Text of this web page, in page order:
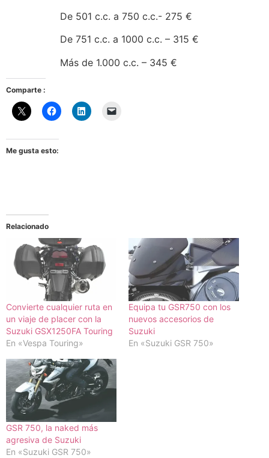
De 501 c.c. a 750 c.c.- 275 €
De 751 c.c. a 1000 c.c. – 315 €
Más de 1.000 c.c. – 345 €
Comparte :
Me gusta esto:
Relacionado
Convierte cualquier ruta en
un viaje de placer con la
Suzuki GSX1250FA Touring
En «Vespa Touring»
Equipa tu GSR750 con los
nuevos accesorios de
Suzuki
En «Suzuki GSR 750»
GSR 750, la naked más
agresiva de Suzuki
En «Suzuki GSR 750»